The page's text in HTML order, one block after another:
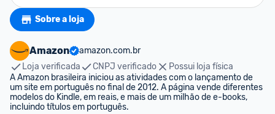
Sobre a loja
Amazon
amazon.com.br
Loja verificada
CNPJ verificado
Possui loja física
A Amazon brasileira iniciou as atividades com o lançamento de
um site em português no final de 2012. A página vende diferentes
modelos do Kindle, em reais, e mais de um milhão de e-books,
incluindo títulos em português.